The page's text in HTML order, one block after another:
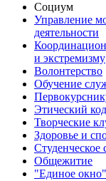
Социум
Управление
деятельности
и экстремизму
Волонтерство
Обучение
Этический
Творческие
Здоровье и
Студенческое
Общежитие
"Единое